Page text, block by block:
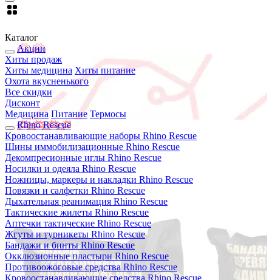
Каталог
Акции
Хиты продаж
Хиты медицина Хиты питание
Охота вкусненького
Все скидки
Дисконт
Медицина Питание Термосы
Rhino Rescue
Кровоостанавливающие наборы Rhino Rescue
Шины иммобилизационные Rhino Rescue
Декомпресионные иглы Rhino Rescue
Носилки и одеяла Rhino Rescue
Ножницы, маркеры и накладки Rhino Rescue
Повязки и салфетки Rhino Rescue
Дыхательная реанимация Rhino Rescue
Тактические жилеты Rhino Rescue
Аптечки тактические Rhino Rescue
Жгуты и турникеты Rhino Rescue
Бандажи и бинты Rhino Rescue
Окклюзионные пластыри Rhino Rescue
Противоожоговые средства Rhino Rescue